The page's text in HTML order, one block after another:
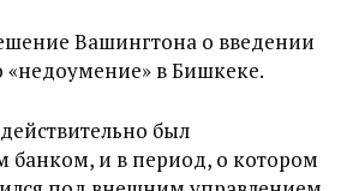
Вашингтона о введении
«недоумение» в Бишкеке.
был
банком, и в период, о котором